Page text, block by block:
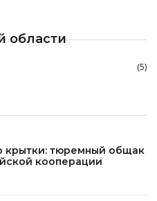
области
(5)
крытки: тюремный общак
кооперации